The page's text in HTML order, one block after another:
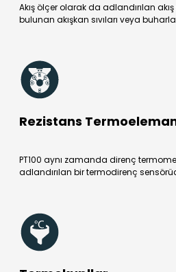
Akış ölçer olarak da adlandırılan
bulunan akışkan sıvıları veya
Rezistans
PT100 aynı zamanda direnç
adlandırılan bir termodirenç